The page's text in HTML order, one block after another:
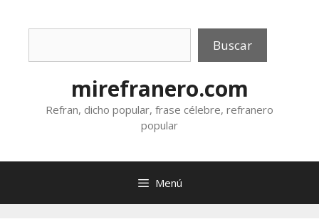
Buscar
mirefranero.com
Refran, dicho popular, frase célebre, refranero
popular
Menú